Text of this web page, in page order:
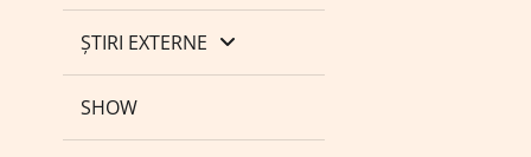
ȘTIRI EXTERNE
SHOW